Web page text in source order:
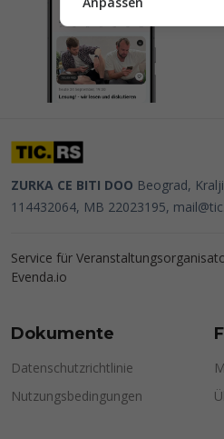
ZURKA CE BITI DOO Beograd,
114432064, MB 22023195,
Service für
Evenda.io
Dokumente
Datenschutzrichtlinie
Nutzungsbedingungen